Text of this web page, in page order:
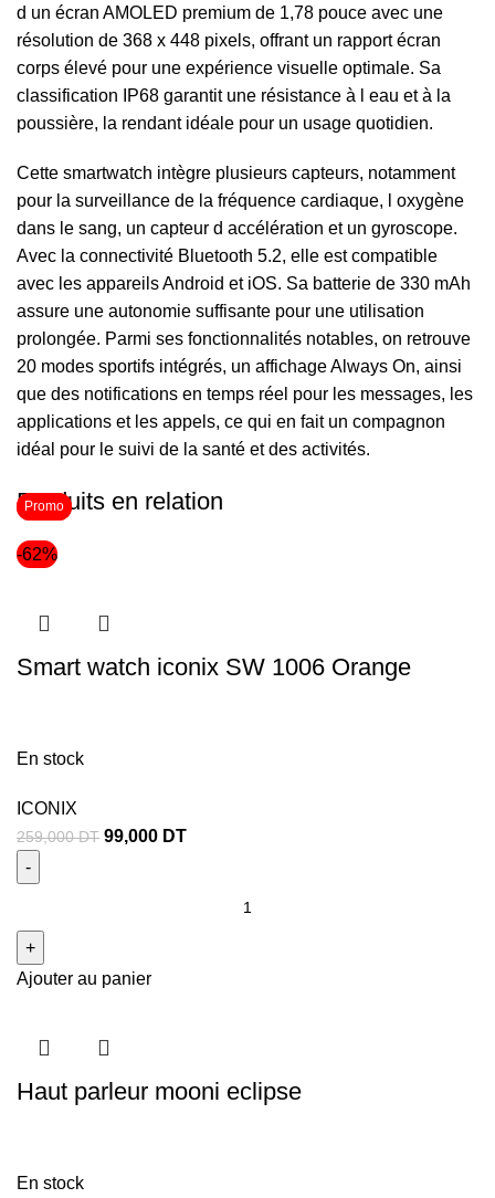
d un écran AMOLED premium de 1,78 pouce avec une
résolution de 368 x 448 pixels, offrant un rapport écran
corps élevé pour une expérience visuelle optimale. Sa
classification IP68 garantit une résistance à l eau et à la
poussière, la rendant idéale pour un usage quotidien.
Cette smartwatch intègre plusieurs capteurs, notamment
pour la surveillance de la fréquence cardiaque, l oxygène
dans le sang, un capteur d accélération et un gyroscope.
Avec la connectivité Bluetooth 5.2, elle est compatible
avec les appareils Android et iOS. Sa batterie de 330 mAh
assure une autonomie suffisante pour une utilisation
prolongée. Parmi ses fonctionnalités notables, on retrouve
20 modes sportifs intégrés, un affichage Always On, ainsi
que des notifications en temps réel pour les messages, les
applications et les appels, ce qui en fait un compagnon
idéal pour le suivi de la santé et des activités.
Produits en relation
-62%
Promo
Smart watch iconix SW 1006 Orange
En stock
ICONIX
259,000DT 99,000 DT
Ajouter au panier
Haut parleur mooni eclipse
En stock
Promo